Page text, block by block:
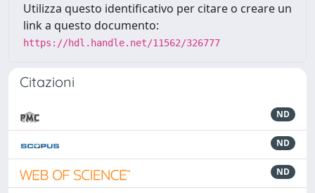
Utilizza questo identificativo per citare o creare un
link a questo documento:
https://hdl.handle.net/11562/326777
Citazioni
ND
ND
ND